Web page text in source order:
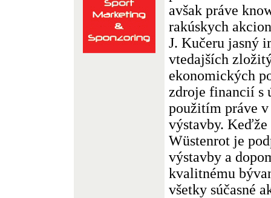
avšak práve
rakúskych
J. Kučeru jasný
vtedajších
ekonomických
zdroje financií s
použitím práve
výstavby.
Wüstenrot je
výstavby a
kvalitnému
všetky súčasné